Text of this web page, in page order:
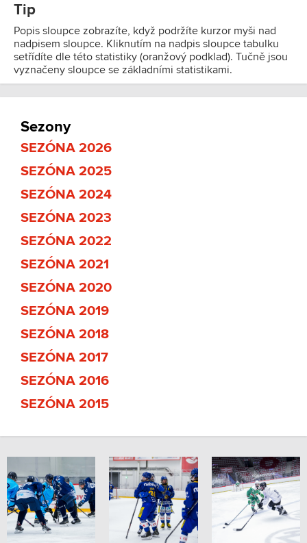
Tip
Popis sloupce zobrazíte, když podržíte kurzor myši nad
nadpisem sloupce. Kliknutím na nadpis sloupce tabulku
setřídíte dle této statistiky (oranžový podklad). Tučně jsou
vyznačeny sloupce se základními statistikami.
Sezony
SEZÓNA 2026
SEZÓNA 2025
SEZÓNA 2024
SEZÓNA 2023
SEZÓNA 2022
SEZÓNA 2021
SEZÓNA 2020
SEZÓNA 2019
SEZÓNA 2018
SEZÓNA 2017
SEZÓNA 2016
SEZÓNA 2015